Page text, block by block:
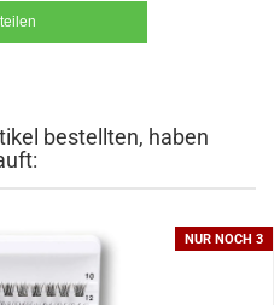
teilen
bestellten, haben
NUR NOCH 3